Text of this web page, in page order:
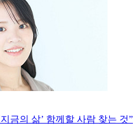
금의 삶’ 함께할 사람 찾는 것”